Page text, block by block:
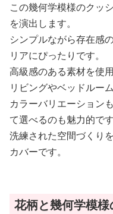
この幾何学模様のクッ
を演出します。
シンプルながら存在感
リアにぴったりです。
高級感のある素材を使
リビングやベッドルー
カラーバリエーション
て選べるのも魅力的です
洗練された空間づくり
カバーです。
花柄と幾何学模